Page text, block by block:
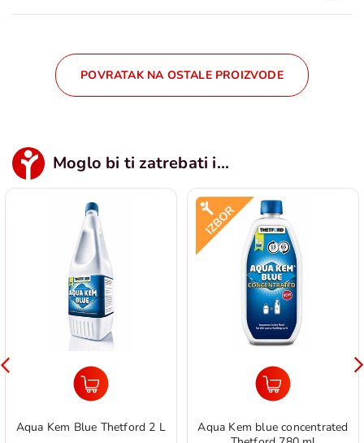
POVRATAK NA OSTALE PROIZVODE
Moglo bi ti zatrebati i...
Aqua Kem Blue Thetford 2 L
Aqua Kem blue concentrated